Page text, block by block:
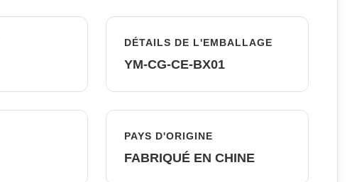
DÉTAILS DE L'EMBALLAGE
YM-CG-CE-BX01
PAYS D'ORIGINE
FABRIQUÉ EN CHINE